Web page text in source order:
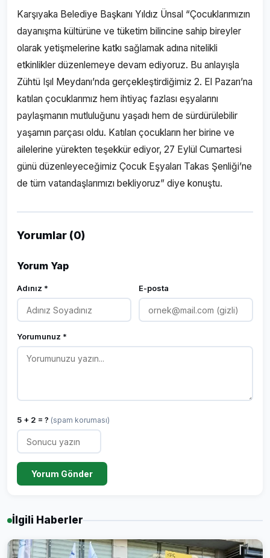
Karşıyaka Belediye Başkanı Yıldız Ünsal “Çocuklarımızın
dayanışma kültürüne ve tüketim bilincine sahip bireyler
olarak yetişmelerine katkı sağlamak adına nitelikli
etkinlikler düzenlemeye devam ediyoruz. Bu anlayışla
Zühtü Işıl Meydanı’nda gerçekleştirdiğimiz 2. El Pazarı’na
katılan çocuklarımız hem ihtiyaç fazlası eşyalarını
paylaşmanın mutluluğunu yaşadı hem de sürdürülebilir
yaşamın parçası oldu. Katılan çocukların her birine ve
ailelerine yürekten teşekkür ediyor, 27 Eylül Cumartesi
günü düzenleyeceğimiz Çocuk Eşyaları Takas Şenliği’ne
de tüm vatandaşlarımızı bekliyoruz” diye konuştu.
Yorumlar (0)
Yorum Yap
Adınız * E-posta
Yorumunuz *
5 + 2 = ? (spam koruması)
Yorum Gönder
İlgili Haberler